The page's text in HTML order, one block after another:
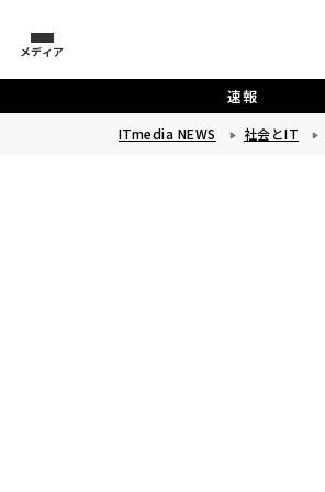
メディア
速報
ITmedia NEWS 社会とIT